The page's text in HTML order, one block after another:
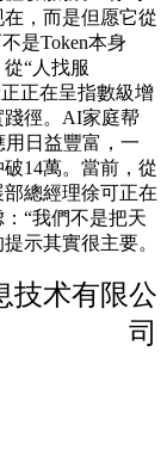
，而是但愿它從
是Token本身
“人找服
正在呈指數級增
踐徑。AI家庭帮
日益豐富，一
14萬。當前，從
總經理徐可正在
“我們不是把天
示其實很主要。
技术有限公
司